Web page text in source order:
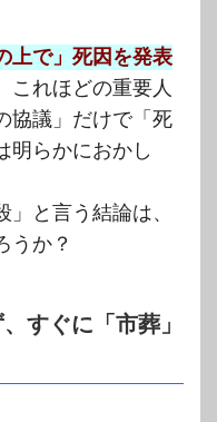
上で」死因を発表
これほどの重要人
協議」だけで「死
明らかにおかし
」と言う結論は、
うか？
すぐに「市葬」